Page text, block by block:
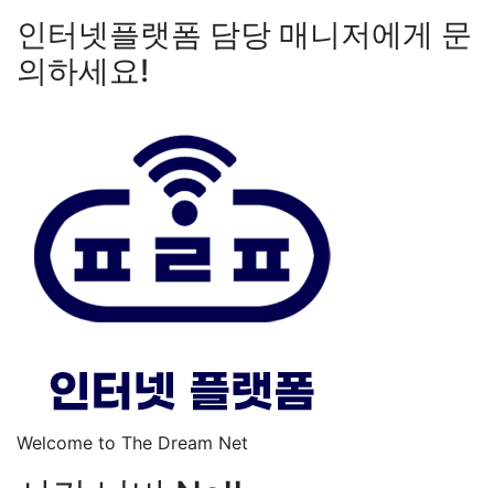
인터넷플랫폼 담당 매니저에게 문
의하세요!
Welcome to The Dream Net